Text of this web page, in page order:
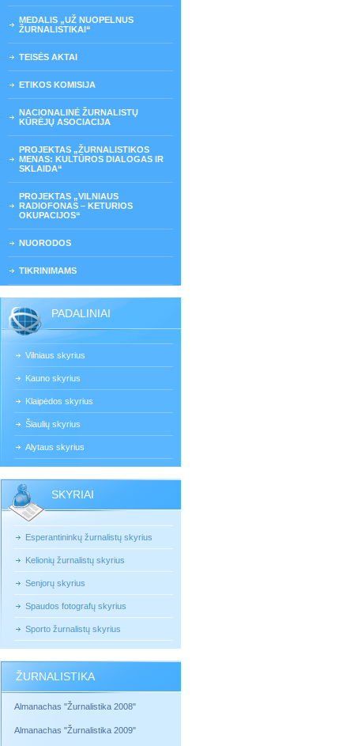
MEDALIS „UŽ NUOPELNUS
ŽURNALISTIKAI“
TEISĖS AKTAI
ETIKOS KOMISIJA
NACIONALINĖ ŽURNALISTŲ
KŪRĖJŲ ASOCIACIJA
PROJEKTAS „ŽURNALISTIKOS
MENAS: KULTŪROS DIALOGAS IR
SKLAIDA“
PROJEKTAS „VILNIAUS
RADIOFONAS – KETURIOS
OKUPACIJOS“
NUORODOS
TIKRINIMAMS
PADALINIAI
Vilniaus skyrius
Kauno skyrius
Klaipėdos skyrius
Šiaulių skyrius
Alytaus skyrius
SKYRIAI
Esperantininkų žurnalistų skyrius
Kelionių žurnalistų skyrius
Senjorų skyrius
Spaudos fotografų skyrius
Sporto žurnalistų skyrius
ŽURNALISTIKA
Almanachas "Žurnalistika 2008"
Almanachas "Žurnalistika 2009"